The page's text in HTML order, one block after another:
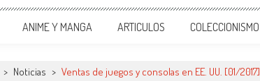
ANIME Y MANGA ARTICULOS COLECCIONISMO
> Noticias > Ventas de juegos y consolas en EE. UU. [01/2017]